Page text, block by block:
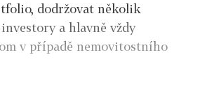
dodržovat několik
a hlavně vždy
v případě nemovitostního